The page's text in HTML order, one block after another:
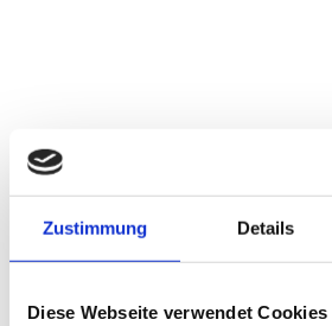
Zustimmung Details
Diese Webseite verwendet Cookies